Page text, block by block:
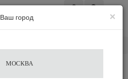
×
Ваш город
МОСКВА